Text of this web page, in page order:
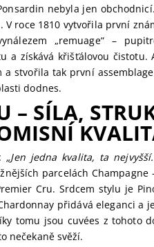
nebyla jen
V roce 1810 vytvořila první
„remuage“ –
a získává křišťálovou
a stvořila tak první
dodnes.
– SÍLA,
„Jen jedna kvalita, ta
parcelách
Cru. Srdcem stylu je
přidává eleganci a
tomu jsou cuvées z tohoto
nečekaně svěží.